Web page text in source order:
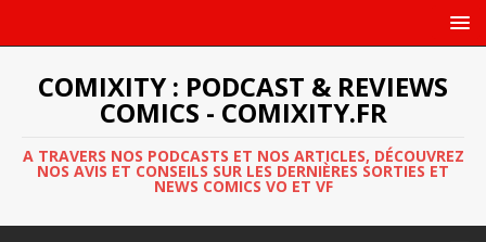
COMIXITY : PODCAST & REVIEWS
COMICS - COMIXITY.FR
A TRAVERS NOS PODCASTS ET NOS ARTICLES, DÉCOUVREZ
NOS AVIS ET CONSEILS SUR LES DERNIÈRES SORTIES ET
NEWS COMICS VO ET VF